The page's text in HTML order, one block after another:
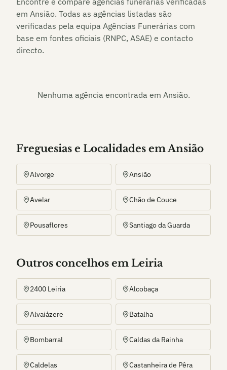
em Ansião. Todas as agências listadas são
verificadas pela equipa Agências Funerárias com
base em fontes oficiais (RNPC, ASAE) e contacto
directo.
Nenhuma agência encontrada em Ansião.
Freguesias e Localidades emAnsião
Alvorge Ansião
Avelar Chão de Couce
Pousaflores Santiago da Guarda
Outros concelhos em Leiria
2400 Leiria Alcobaça
Alvaiázere Batalha
Bombarral Caldas da Rainha
Caldelas Castanheira de Pêra